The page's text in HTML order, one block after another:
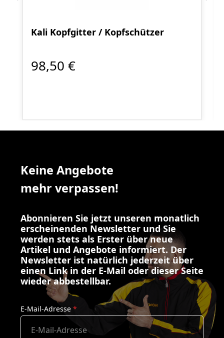
Kali Kopfgitter / Kopfschützer
98,50 €
Keine Angebote
mehr verpassen!
Abonnieren Sie jetzt unseren monatlich
erscheinenden Newsletter und Sie
werden stets als Erster über neue
Artikel und Angebote informiert. Der
Newsletter ist natürlich jederzeit über
einen Link in der E-Mail oder dieser Seite
wieder abbestellbar.
E-Mail-Adresse *